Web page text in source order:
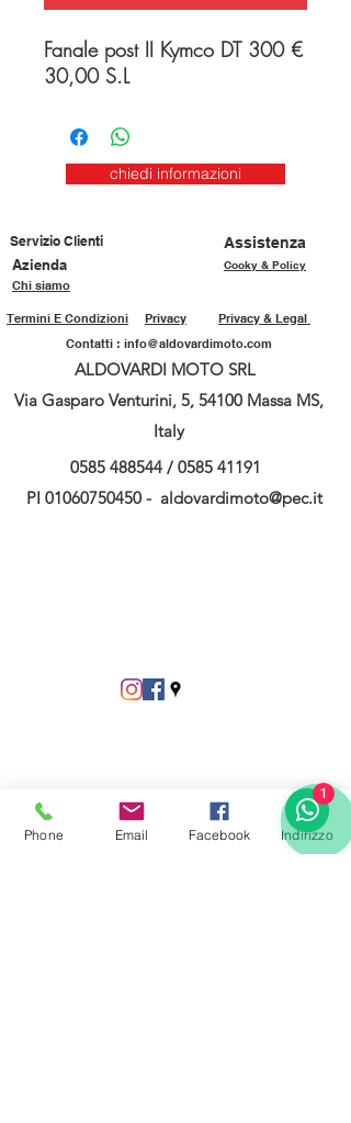
Fanale post II Kymco DT 300 €
30,00 S.L
chiedi informazioni
Servizio Clienti
Assistenza
Azienda
Cooky & Policy
Chi siamo
Privacy & Legal
Privacy
Termini E Condizioni
Contatti : info@aldovardimoto.com
ALDOVARDI MOTO SRL
Via Gasparo Venturini, 5, 54100 Massa MS,
Italy
0585 488544 / 0585 41191
PI 01060750450 - aldovardimoto@pec.it
Phone Email Facebook Indirizzo
1